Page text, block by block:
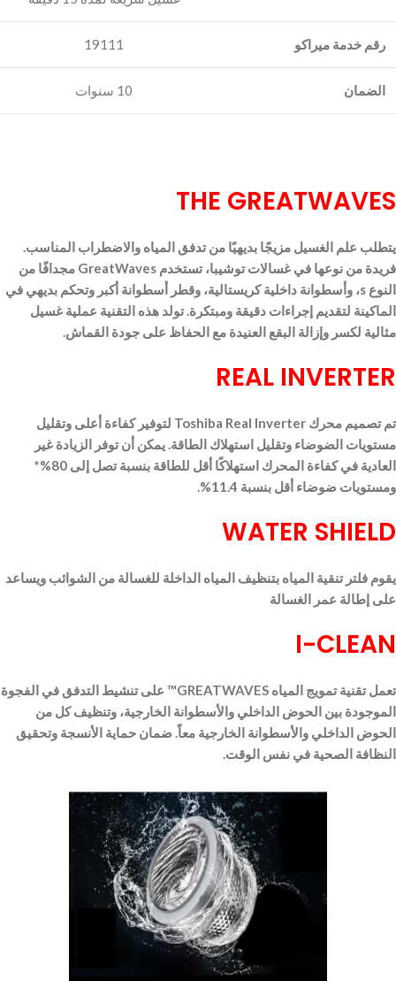
رقم خدمة ميراكو 19111
الضمان 10 سنوات
THE GREATWAVES
يتطلب علم الغسيل مزيجًا بديهيًا من تدفق المياه والاضطراب المناسب.
فريدة من نوعها في غسالات توشيبا، تستخدم GreatWaves مجدافًا من
النوع s، وأسطوانة داخلية كريستالية، وقطر أسطوانة أكبر وتحكم بديهي في
الماكينة لتقديم إجراءات دقيقة ومبتكرة. تولد هذه التقنية عملية غسيل
مثالية لكسر وإزالة البقع العنيدة مع الحفاظ على جودة القماش.
REAL INVERTER
تم تصميم محرك Toshiba Real Inverter لتوفير كفاءة أعلى وتقليل
مستويات الضوضاء وتقليل استهلاك الطاقة. يمكن أن توفر الزيادة غير
العادية في كفاءة المحرك استهلاكًا أقل للطاقة بنسبة تصل إلى 80%*
ومستويات ضوضاء أقل بنسبة 11.4%.
WATER SHIELD
يقوم فلتر تنقية المياه بتنظيف المياه الداخلة للغسالة من الشوائب ويساعد
على إطالة عمر الغسالة
I-CLEAN
تعمل تقنية تمويج المياه GREATWAVES™ على تنشيط التدفق في الفجوة
الموجودة بين الحوض الداخلي والأسطوانة الخارجية، وتنظيف كل من
الحوض الداخلي والأسطوانة الخارجية معاً. ضمان حماية الأنسجة وتحقيق
النظافة الصحية في نفس الوقت.